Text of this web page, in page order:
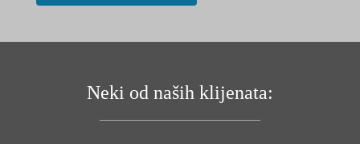
Neki od naših klijenata: